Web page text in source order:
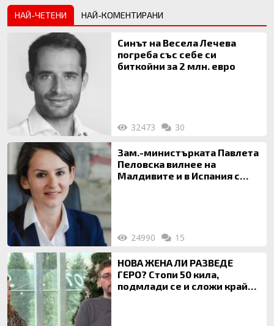
НАЙ-ЧЕТЕНИ НАЙ-КОМЕНТИРАНИ
Синът на Весела Лечева
погреба със себе си
биткойни за 2 млн. евро
32473 30
Зам.-министърката Павлета
Пеловска вилнее на
Малдивите и в Испания с
24990 15
НОВА ЖЕНА ЛИ РАЗВЕДЕ
ГЕРО? Стопи 50 кила,
подмлади се и сложи край